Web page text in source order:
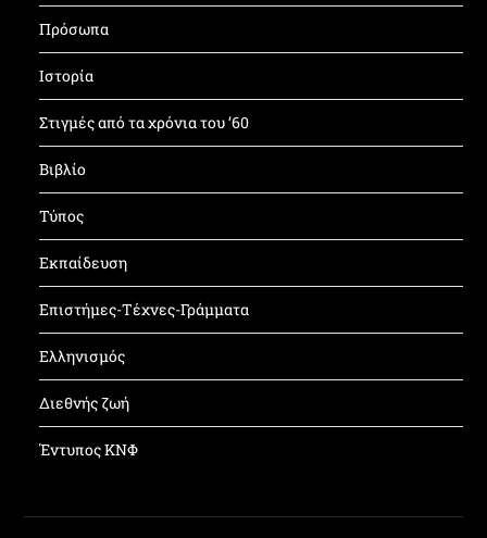
Πρόσωπα
Ιστορία
Στιγμές από τα χρόνια του ’60
Βιβλίο
Τύπος
Εκπαίδευση
Επιστήμες-Τέχνες-Γράμματα
Ελληνισμός
Διεθνής ζωή
Έντυπος ΚΝΦ